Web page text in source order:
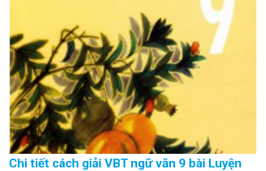
Chi tiết cách giải VBT ngữ văn 9 bài Luyện